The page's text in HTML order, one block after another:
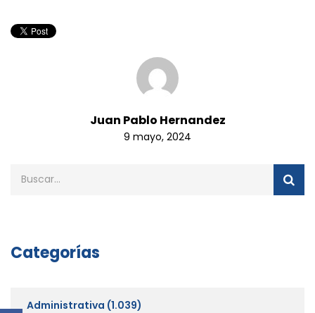
Juan Pablo Hernandez
9 mayo, 2024
Categorías
Administrativa (1.039)